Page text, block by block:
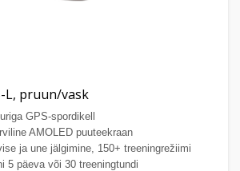
L, pruun/vask
GPS-spordikell
AMOLED puuteekraan
ja une jälgimine, 150+ treeningrežiimi
5 päeva või 30 treeningtundi